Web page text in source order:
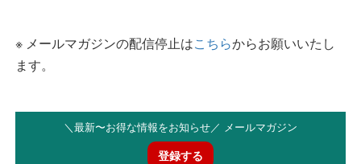
※ メールマガジンの配信停止はこちらからお願いいたし
ます。
＼最新〜お得な情報をお知らせ／ メールマガジン
登録する